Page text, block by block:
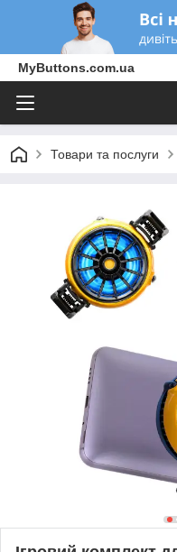
MyButtons.com.ua
Товари та послуги